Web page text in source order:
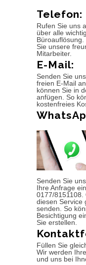
Telefon:
Rufen Sie uns
über alle
Sie unsere
Mitarbeiter.
E-Mail:
Senden Sie
freien E-Mail
können Sie in
anfügen. So
kostenfreies
Senden Sie
Ihre Anfrage
0177/8151108.
diesen Service
senden. So
Besichtigung
Sie erstellen.
Füllen Sie
Wir werden
und uns bei